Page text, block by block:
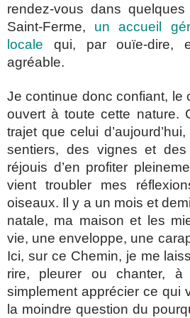
rendez-vous dans
Saint-Ferme, un accueil
locale qui, par ouïe-dire,
agréable.
Je continue donc confiant, le
ouvert à toute cette nature.
trajet que celui
sentiers, des vignes et
réjouis d’en profiter
vient troubler mes
oiseaux. Il y a un mois et
natale, ma maison et les
vie, une enveloppe, une
Ici, sur ce Chemin, je me
rire, pleurer ou chanter, à
simplement apprécier ce qui
la moindre question du